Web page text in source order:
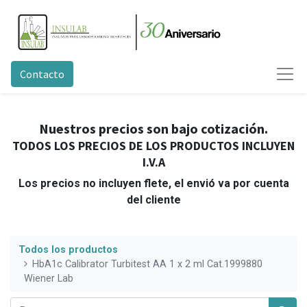
Contacto
Nuestros precios son bajo cotización.
TODOS LOS PRECIOS DE LOS PRODUCTOS INCLUYEN
I.V.A
Los precios no incluyen flete, el envió va por cuenta
del cliente
Todos los productos
HbA1c Calibrator Turbitest AA 1 x 2 ml Cat.1999880
Wiener Lab